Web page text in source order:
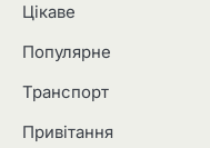
Цікаве
Популярне
Транспорт
Привітання